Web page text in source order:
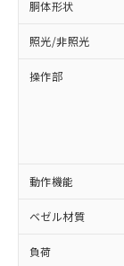
胴体形状
照光/非照光
操作部
動作機能
ベゼル材質
負荷